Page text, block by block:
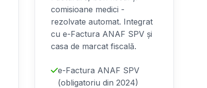
comisioane medici -
rezolvate automat. Integrat
cu e-Factura ANAF SPV și
casa de marcat fiscală.
e-Factura ANAF SPV
(obligatoriu din 2024)